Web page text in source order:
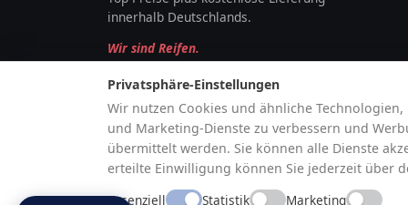
innerhalb Deutschlands.
Wir sind Reifen.
Privatsphäre-Einstellungen
Wir nutzen Cookies und ähnliche
und Marketing-Dienste zu verbessern und
übermittelt werden. Sie können alle Dienste
erteilte Einwilligung können Sie jederzeit über
Essenziell
Statistik Marketing